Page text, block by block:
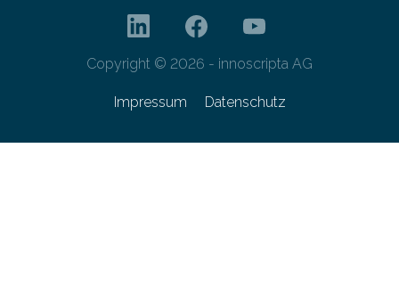
Copyright © 2026 - innoscripta AG
Impressum Datenschutz